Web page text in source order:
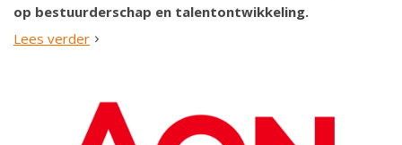
op bestuurderschap en talentontwikkeling.
Lees verder